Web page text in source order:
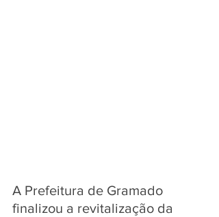
A Prefeitura de Gramado
finalizou a revitalização da